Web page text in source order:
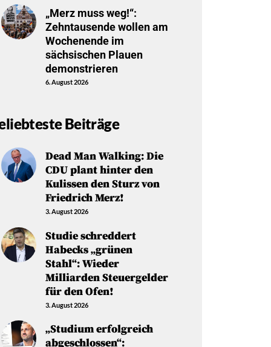
„Merz muss weg!“:
Zehntausende wollen am
Wochenende im
sächsischen Plauen
demonstrieren
6. August 2026
Beiträge
Dead Man Walking: Die
CDU plant hinter den
Kulissen den Sturz von
Friedrich Merz!
3. August 2026
Studie schreddert
Habecks „grünen
Stahl“: Wieder
Milliarden Steuergelder
für den Ofen!
3. August 2026
„Studium erfolgreich
abgeschlossen“: